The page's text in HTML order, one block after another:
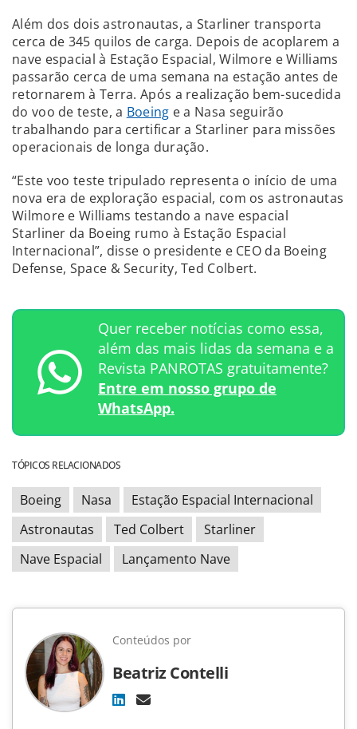
Além dos dois astronautas, a Starliner transporta
cerca de 345 quilos de carga. Depois de acoplarem a
nave espacial à Estação Espacial, Wilmore e Williams
passarão cerca de uma semana na estação antes de
retornarem à Terra. Após a realização bem-sucedida
do voo de teste, a Boeing e a Nasa seguirão
trabalhando para certificar a Starliner para missões
operacionais de longa duração.
“Este voo teste tripulado representa o início de uma
nova era de exploração espacial, com os astronautas
Wilmore e Williams testando a nave espacial
Starliner da Boeing rumo à Estação Espacial
Internacional”, disse o presidente e CEO da Boeing
Defense, Space & Security, Ted Colbert.
Quer receber notícias como essa,
além das mais lidas da semana e a
Revista PANROTAS gratuitamente?
Entre em nosso grupo de
WhatsApp.
TÓPICOS RELACIONADOS
Boeing Nasa
Estação Espacial Internacional
Astronautas
Ted Colbert
Starliner
Nave Espacial
Lançamento Nave
Conteúdos por
Beatriz Contelli